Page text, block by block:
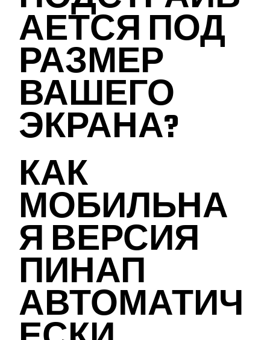
АЕТСЯ ПОД
РАЗМЕР
ВАШЕГО
ЭКРАНА?
КАК
МОБИЛЬНА
Я ВЕРСИЯ
ПИНАП
АВТОМАТИЧ